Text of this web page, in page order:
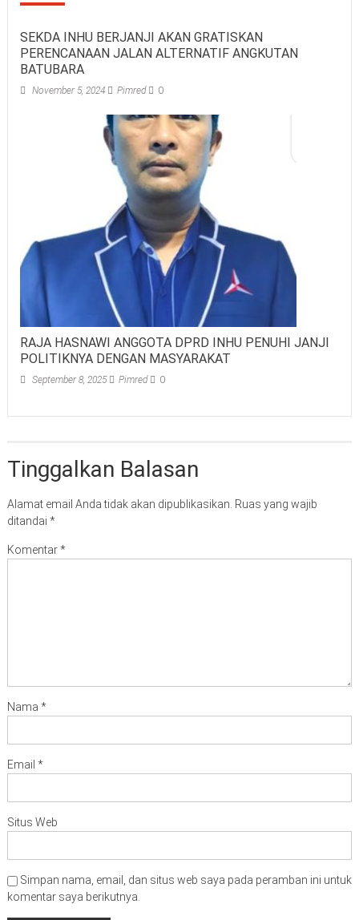
SEKDA INHU BERJANJI AKAN GRATISKAN
PERENCANAAN JALAN ALTERNATIF ANGKUTAN
BATUBARA
November 5, 2024 Pimred 0
RAJA HASNAWI ANGGOTA DPRD INHU PENUHI JANJI
POLITIKNYA DENGAN MASYARAKAT
September 8, 2025 Pimred 0
Tinggalkan Balasan
Alamat email Anda tidak akan dipublikasikan. Ruas yang wajib
ditandai *
Komentar*
Nama *
Email *
Situs Web
Simpan nama, email, dan situs web saya pada peramban ini untuk
komentar saya berikutnya.